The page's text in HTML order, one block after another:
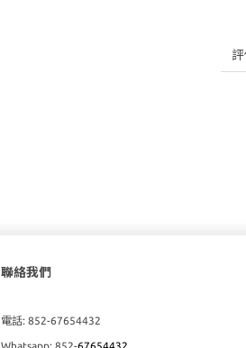
聯絡我們
電話: 852-67654432